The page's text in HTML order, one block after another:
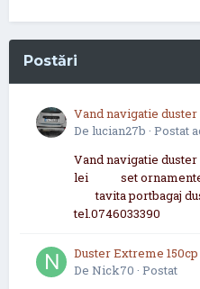
Postări
Vand navigatie duster
De lucian27b · Postat
Vand navigatie duster
lei set ornamente
tavita portbagaj
tel.0746033390
Duster Extreme
De Nick70 · Postat